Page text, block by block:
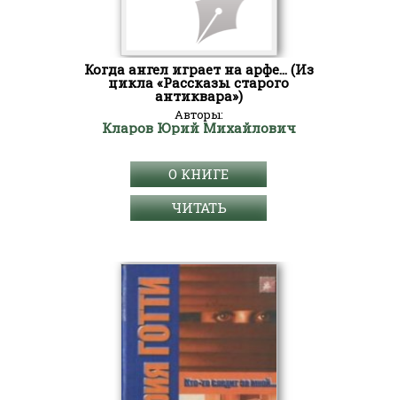
Когда ангел играет на арфе… (Из
цикла «Рассказы старого
антиквара»)
Авторы:
Кларов Юрий Михайлович
О КНИГЕ
ЧИТАТЬ